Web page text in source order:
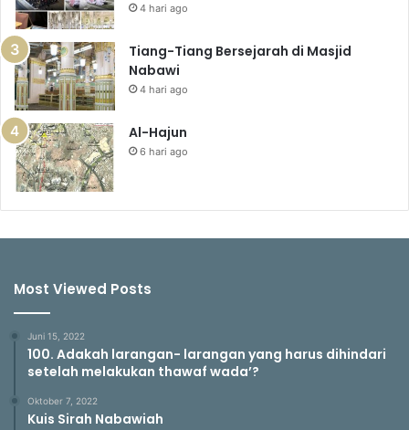
4 hari ago
Tiang-Tiang Bersejarah di Masjid
Nabawi
4 hari ago
Al-Hajun
6 hari ago
Most Viewed Posts
Juni 15, 2022
100. Adakah larangan- larangan yang harus dihindari
setelah melakukan thawaf wada’?
Oktober 7, 2022
Kuis Sirah Nabawiah